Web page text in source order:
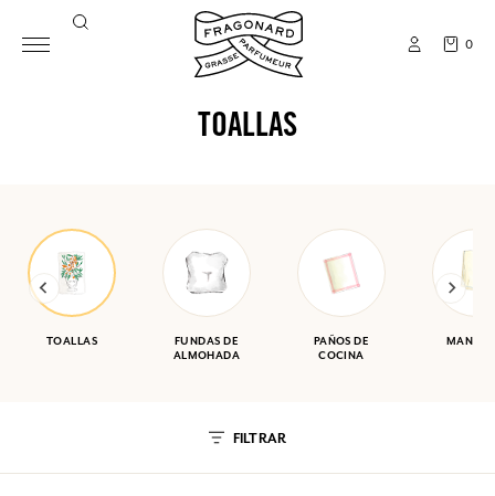
0
TOALLAS
TOALLAS
FUNDAS DE
ALMOHADA
PAÑOS DE
COCINA
FILTRAR